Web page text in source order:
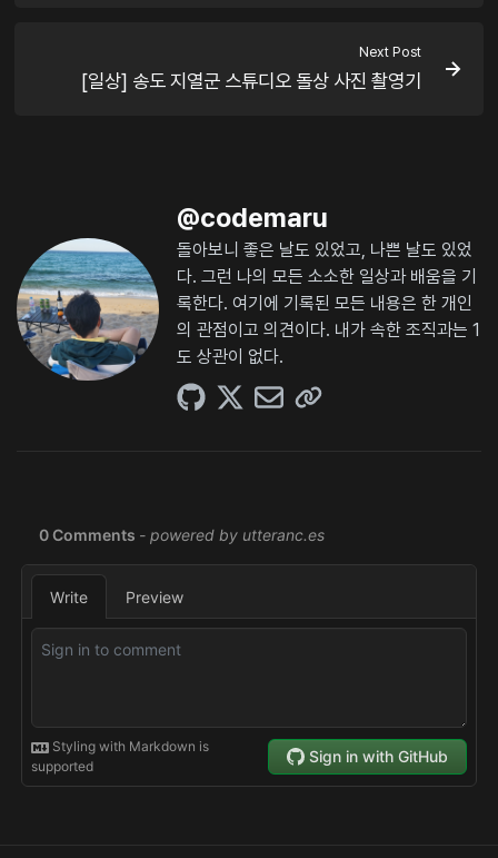
Next Post
[일상] 송도 지열군 스튜디오 돌상 사진 촬영기
@codemaru
돌아보니 좋은 날도 있었고, 나쁜 날도 있었
다. 그런 나의 모든 소소한 일상과 배움을 기
록한다. 여기에 기록된 모든 내용은 한 개인
의 관점이고 의견이다. 내가 속한 조직과는 1
도 상관이 없다.